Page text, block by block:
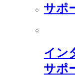
サポ
イン
サポ